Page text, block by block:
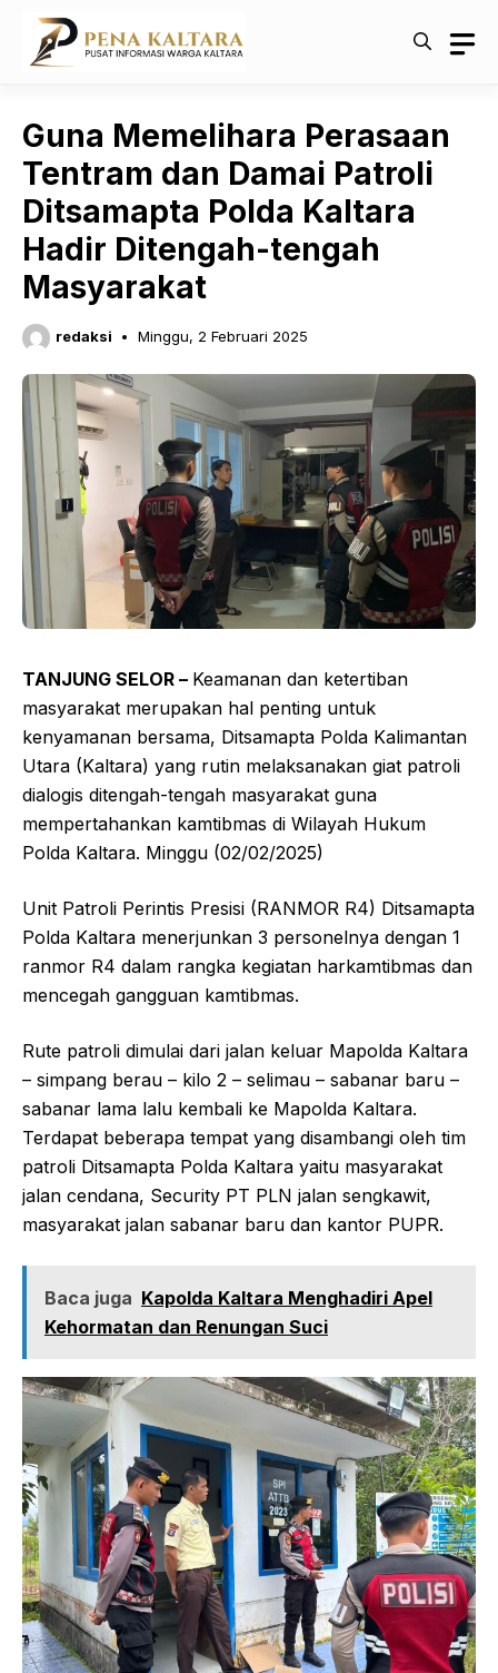
Langsung
Guna Memelihara Perasaan
Tentram dan Damai Patroli
Ditsamapta Polda Kaltara
Hadir Ditengah-tengah
Masyarakat
redaksi Minggu, 2 Februari 2025
TANJUNG SELOR – Keamanan dan ketertiban
masyarakat merupakan hal penting untuk
kenyamanan bersama, Ditsamapta Polda Kalimantan
Utara (Kaltara) yang rutin melaksanakan giat patroli
dialogis ditengah-tengah masyarakat guna
mempertahankan kamtibmas di Wilayah Hukum
Polda Kaltara. Minggu (02/02/2025)
Unit Patroli Perintis Presisi (RANMOR R4) Ditsamapta
Polda Kaltara menerjunkan 3 personelnya dengan 1
ranmor R4 dalam rangka kegiatan harkamtibmas dan
mencegah gangguan kamtibmas.
Rute patroli dimulai dari jalan keluar Mapolda Kaltara
– simpang berau – kilo 2 – selimau – sabanar baru –
sabanar lama lalu kembali ke Mapolda Kaltara.
Terdapat beberapa tempat yang disambangi oleh tim
patroli Ditsamapta Polda Kaltara yaitu masyarakat
jalan cendana, Security PT PLN jalan sengkawit,
masyarakat jalan sabanar baru dan kantor PUPR.
Baca juga Kapolda Kaltara Menghadiri Apel
Kehormatan dan Renungan Suci